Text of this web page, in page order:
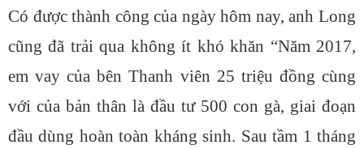
Có được thành công của ngày hôm nay, anh Long
cũng đã trải qua không ít khó khăn “Năm 2017,
em vay của bên Thanh viên 25 triệu đồng cùng
với của bản thân là đầu tư 500 con gà, giai đoạn
đầu dùng hoàn toàn kháng sinh. Sau tầm 1 tháng